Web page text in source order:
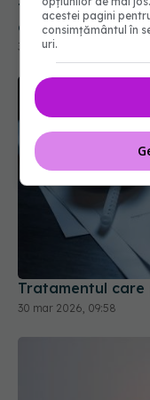
30 mar 2026, 08:38
Tratamentul
30 mar 2026, 09:58
acestei pagini
consimțământul în
uri.